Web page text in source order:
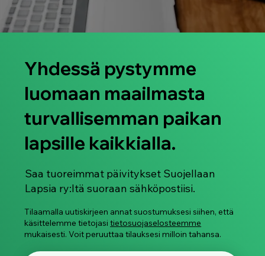
Yhdessä pystymme
luomaan maailmasta
turvallisemman paikan
lapsille kaikkialla.
Saa tuoreimmat päivitykset Suojellaan
Lapsia ry:ltä suoraan sähköpostiisi.
Tilaamalla uutiskirjeen annat suostumuksesi siihen, että
käsittelemme tietojasitietosuojaselosteemme
mukaisesti. Voit peruuttaa tilauksesi milloin tahansa.